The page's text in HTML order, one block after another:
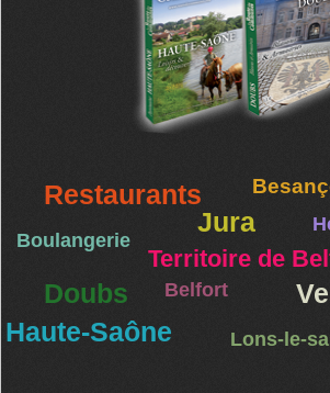
Restaurants
Jura
Boulangerie
Territoire de
Doubs Belfort
Haute-Saône
Lons-le-